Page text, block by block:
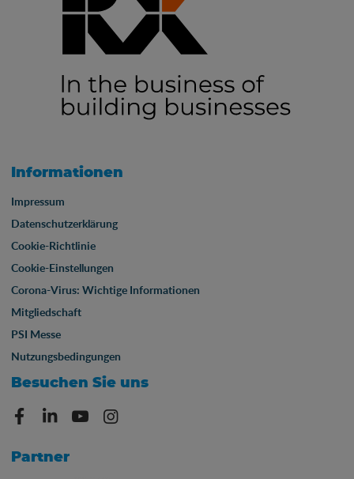
Informationen
Impressum
Datenschutzerklärung
Cookie-Richtlinie
Cookie-Einstellungen
Corona-Virus: Wichtige Informationen
Mitgliedschaft
PSI Messe
Nutzungsbedingungen
Besuchen Sie uns
Partner